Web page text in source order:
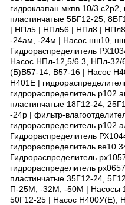
гидроклапан мкпв 10/3
пластинчатые 5БГ12-25,
| НПл5 | НПл56 | НПл8 |
-24ам, -24м | Насос нш10,
Гидрораспределитель
Насос НПл-12,5/6.3, НПл-32/
(Б)В57-14, В57-16 | Насос
Н401Е |
гидрораспределитель р102
пластинчатые 18Г12-24,
-24р | фильтр-
гидрораспределитель р102
Гидрораспределитель
гидрораспределитель
Гидрораспределитель
гидрораспределитель
пластинчатые 35Г12-24,
П-25М, -32М, -50М | Насосы
50Г12-25 | Насос Н400У(Е),